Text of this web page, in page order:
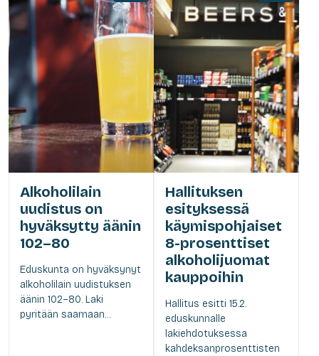
Alkoholilain
uudistus on
hyväksytty äänin
102–80
Eduskunta on hyväksynyt
alkoholilain uudistuksen
äänin 102–80. Laki
pyritään saamaan...
Hallituksen
esityksessä
käymispohjaiset
8-prosenttiset
alkoholijuomat
kauppoihin
Hallitus esitti 15.2.
eduskunnalle
lakiehdotuksessa
kahdeksanprosenttisten